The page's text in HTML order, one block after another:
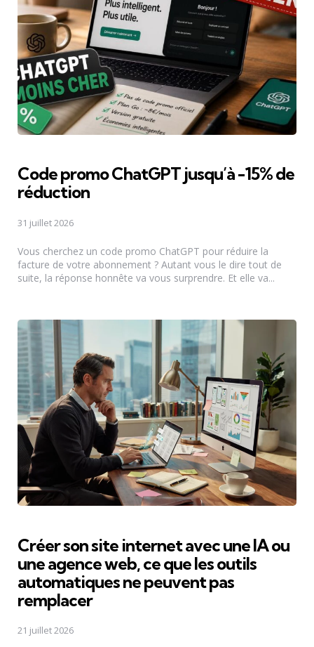
Code promo ChatGPT jusqu’à -15% de
réduction
31 juillet 2026
Vous cherchez un code promo ChatGPT pour réduire la
facture de votre abonnement ? Autant vous le dire tout de
suite, la réponse honnête va vous surprendre. Et elle va...
Créer son site internet avec une IA ou
une agence web, ce que les outils
automatiques ne peuvent pas
remplacer
21 juillet 2026